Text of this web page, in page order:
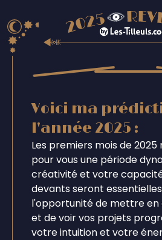
Voici ma
l'année 2025 :
Les premiers mois de
pour vous une période
créativité et votre
devants seront
l'opportunité de mettre en
et de voir vos projets
votre intuition et votre